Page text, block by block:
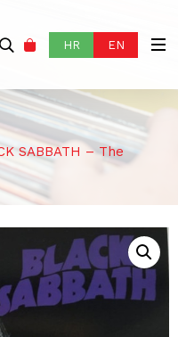
HR EN
SABBATH – The